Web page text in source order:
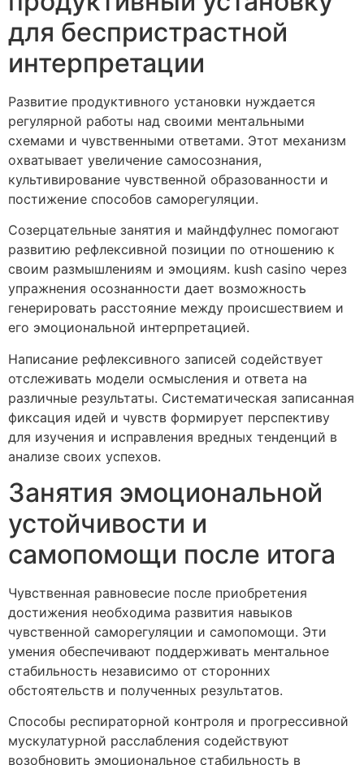
для беспристрастной
интерпретации
Развитие продуктивного установки нуждается
регулярной работы над своими ментальными
схемами и чувственными ответами. Этот механизм
охватывает увеличение самосознания,
культивирование чувственной образованности и
постижение способов саморегуляции.
Созерцательные занятия и майндфулнес помогают
развитию рефлексивной позиции по отношению к
своим размышлениям и эмоциям. kush casino через
упражнения осознанности дает возможность
генерировать расстояние между происшествием и
его эмоциональной интерпретацией.
Написание рефлексивного записей содействует
отслеживать модели осмысления и ответа на
различные результаты. Систематическая записанная
фиксация идей и чувств формирует перспективу
для изучения и исправления вредных тенденций в
анализе своих успехов.
Занятия эмоциональной
устойчивости и
самопомощи после итога
Чувственная равновесие после приобретения
достижения необходима развития навыков
чувственной саморегуляции и самопомощи. Эти
умения обеспечивают поддерживать ментальное
стабильность независимо от сторонних
обстоятельств и полученных результатов.
Способы респираторной контроля и прогрессивной
мускулатурной расслабления содействуют
возобновить эмоциональное стабильность в